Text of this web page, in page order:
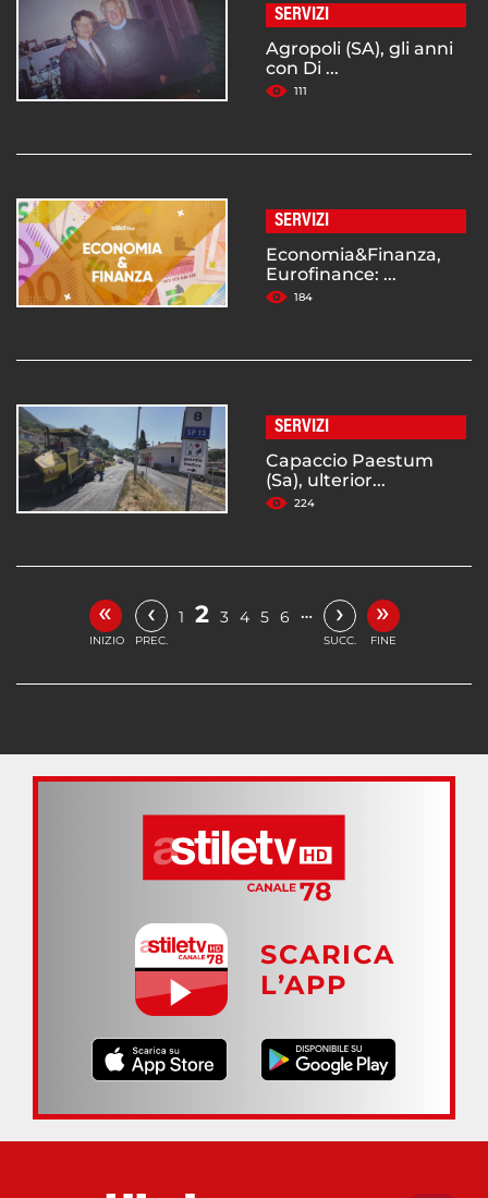
SERVIZI
Agropoli (SA), gli anni
con Di ...
111
SERVIZI
Economia&Finanza,
Eurofinance: ...
184
SERVIZI
Capaccio Paestum
(Sa), ulterior...
224
«
INIZIO
‹
PREC.
1 2 3 4 5 6 … ›
SUCC.
»
FINE
SCARICA
L’APP